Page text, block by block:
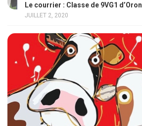
Le courrier : Classe de 9VG1 d’Oron
JUILLET 2, 2020